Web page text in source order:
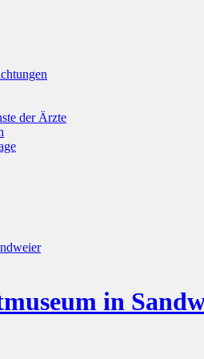
der Ärzte
in